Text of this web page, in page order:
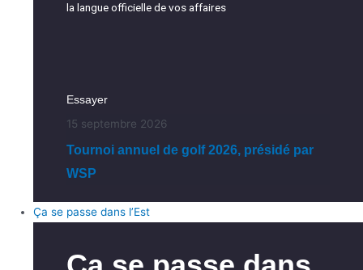
la langue officielle de vos affaires
Essayer
15 septembre 2026
Tournoi annuel de golf 2026, présidé par
WSP
Ça se passe dans l’Est